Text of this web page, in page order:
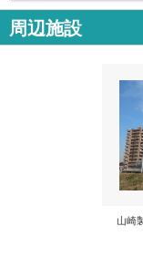
周辺施設
山崎